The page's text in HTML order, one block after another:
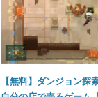
【無料】ダンジョン探